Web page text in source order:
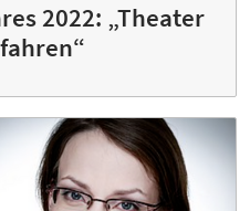
2022: „Theater